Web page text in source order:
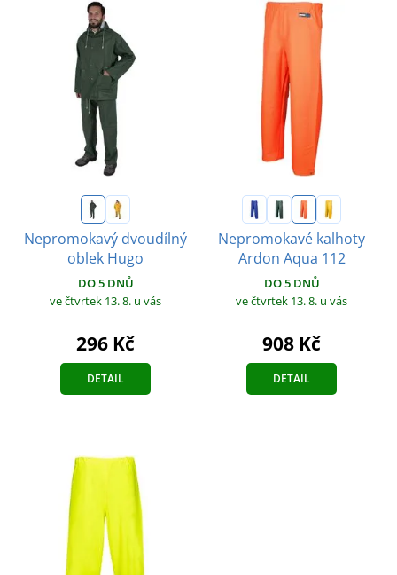
Nepromokavý dvoudílný
oblek Hugo
DO 5 DNŮ
ve čtvrtek 13. 8. u vás
296 Kč
DETAIL
Nepromokavé kalhoty
Ardon Aqua 112
DO 5 DNŮ
ve čtvrtek 13. 8. u vás
908 Kč
DETAIL